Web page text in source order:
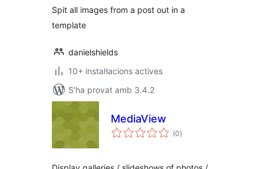
Spit all images from a post out in a
template
danielshields
10+ instal·lacions actives
S'ha provat amb 3.4.2
MediaView
(0puntuacions
totals
)